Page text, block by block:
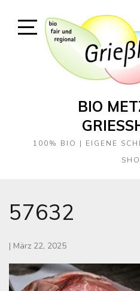
Open
Sidebar
BIO
100% BIO | EIGENE
57632
| März 22, 2025